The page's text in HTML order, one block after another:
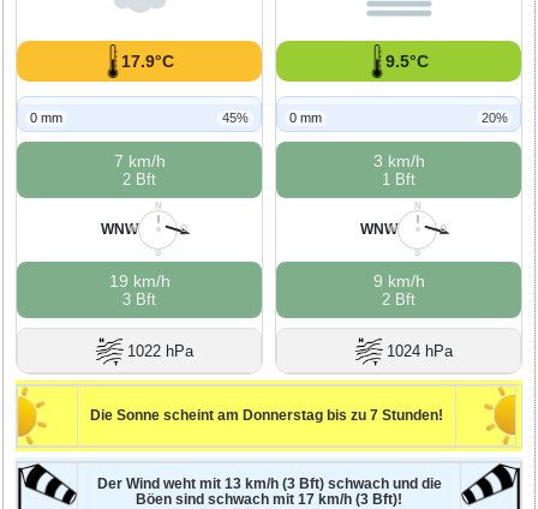
17.9°C
0 mm 45%
7 km/h
2 Bft
N
O
S
W
WNW
19 km/h
3 Bft
1022 hPa
9.5°C
0 mm 20%
3 km/h
1 Bft
N
O
S
W
WNW
9 km/h
2 Bft
1024 hPa
Die Sonne scheint am Donnerstag bis zu 7 Stunden!
Der Wind weht mit 13 km/h (3 Bft) schwach und die
Böen sind schwach mit 17 km/h (3 Bft)!